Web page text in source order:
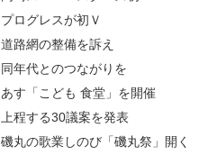
プログレスが初Ｖ
道路網の整備を訴え
同年代とのつながりを
あす「こども 食堂」を開催
上程する30議案を発表
磯丸の歌業しのび「磯丸祭」開く